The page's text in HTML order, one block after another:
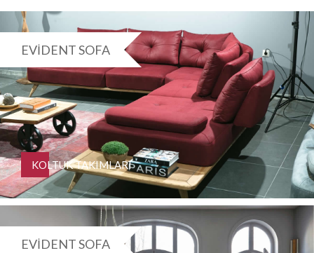
EVIDENT SOFA
KOLTUK TAKIMLARI
EVIDENT SOFA